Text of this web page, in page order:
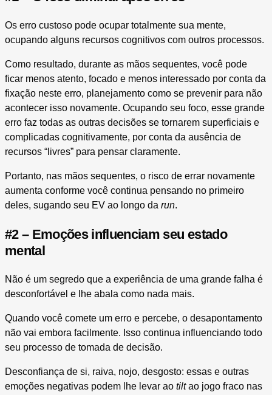
Os erro custoso pode ocupar totalmente sua mente,
ocupando alguns recursos cognitivos com outros processos.
Como resultado, durante as mãos sequentes, você pode
ficar menos atento, focado e menos interessado por conta da
fixação neste erro, planejamento como se prevenir para não
acontecer isso novamente. Ocupando seu foco, esse grande
erro faz todas as outras decisões se tornarem superficiais e
complicadas cognitivamente, por conta da ausência de
recursos “livres” para pensar claramente.
Portanto, nas mãos sequentes, o risco de errar novamente
aumenta conforme você continua pensando no primeiro
deles, sugando seu EV ao longo da run.
#2 – Emoções influenciam seu estado
mental
Não é um segredo que a experiência de uma grande falha é
desconfortável e lhe abala como nada mais.
Quando você comete um erro e percebe, o desapontamento
não vai embora facilmente. Isso continua influenciando todo
seu processo de tomada de decisão.
Desconfiança de si, raiva, nojo, desgosto: essas e outras
emoções negativas podem lhe levar ao tiltao jogo fraco nas